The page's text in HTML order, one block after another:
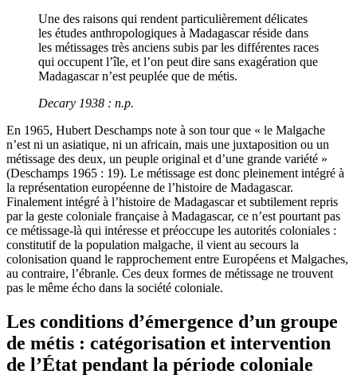
Une des raisons qui rendent particulièrement délicates
les études anthropologiques à Madagascar réside dans
les métissages très anciens subis par les différentes races
qui occupent l’île, et l’on peut dire sans exagération que
Madagascar n’est peuplée que de métis.
Decary 1938 : n.p.
En 1965, Hubert Deschamps note à son tour que « le Malgache
n’est ni un asiatique, ni un africain, mais une juxtaposition ou un
métissage des deux, un peuple original et d’une grande variété »
(Deschamps 1965 : 19). Le métissage est donc pleinement intégré à
la représentation européenne de l’histoire de Madagascar.
Finalement intégré à l’histoire de Madagascar et subtilement repris
par la geste coloniale française à Madagascar, ce n’est pourtant pas
ce métissage-là qui intéresse et préoccupe les autorités coloniales :
constitutif de la population malgache, il vient au secours la
colonisation quand le rapprochement entre Européens et Malgaches,
au contraire, l’ébranle. Ces deux formes de métissage ne trouvent
pas le même écho dans la société coloniale.
Les conditions d’émergence d’un groupe
de métis : catégorisation et intervention
de l’État pendant la période coloniale